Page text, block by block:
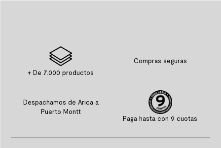
+ De 7.000 productos
Compras seguras
Despachamos de Arica a
Puerto Montt
Paga hasta con 9 cuotas